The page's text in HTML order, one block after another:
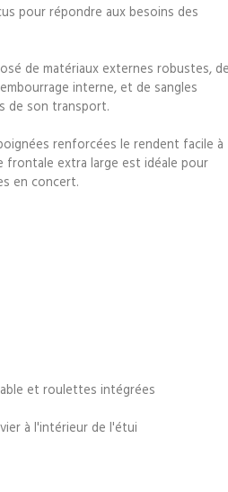
pour répondre aux besoins des
de matériaux externes robustes, de
interne, et de sangles
de son transport.
renforcées le rendent facile à
extra large est idéale pour
en concert.
et roulettes intégrées
à l'intérieur de l'étui